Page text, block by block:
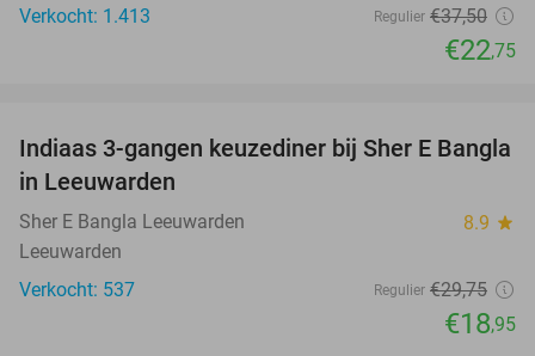
Verkocht: 1.413
Regulier €37,50
€22,75
36%
Indiaas 3-gangen keuzediner bij Sher E Bangla
in Leeuwarden
Sher E Bangla Leeuwarden 8.9 star
Leeuwarden
Verkocht: 537
Regulier €29,75
€18,95